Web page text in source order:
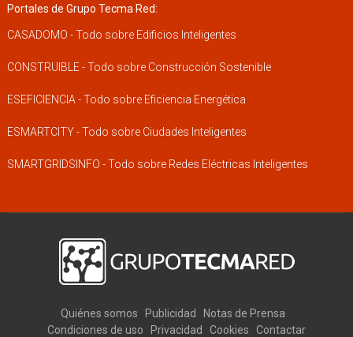
Portales de Grupo Tecma Red:
CASADOMO - Todo sobre Edificios Inteligentes
CONSTRUIBLE - Todo sobre Construcción Sostenible
ESEFICIENCIA - Todo sobre Eficiencia Energética
ESMARTCITY - Todo sobre Ciudades Inteligentes
SMARTGRIDSINFO - Todo sobre Redes Eléctricas Inteligentes
Quiénes somos Publicidad
Notas de Prensa
Condiciones de uso
Privacidad Cookies Contactar